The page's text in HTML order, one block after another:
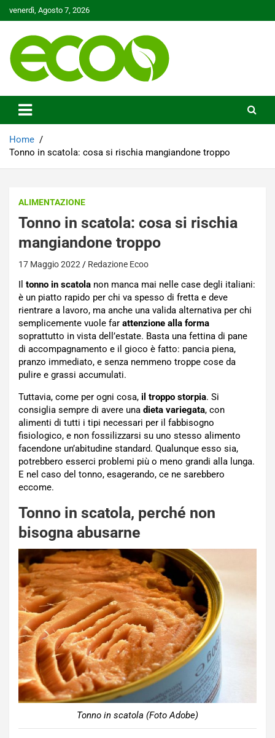
to
venerdì, Agosto 7, 2026
Ecoo.it
Home
Tonno in scatola: cosa si rischia mangiandone troppo
ALIMENTAZIONE
Tonno in scatola: cosa si rischia
mangiandone troppo
17 Maggio 2022 Redazione Ecoo
Il tonno in scatola non manca mai nelle case degli italiani:
è un piatto rapido per chi va spesso di fretta e deve
rientrare a lavoro, ma anche una valida alternativa per chi
semplicemente vuole far attenzione alla forma
soprattutto in vista dell’estate. Basta una fettina di pane
di accompagnamento e il gioco è fatto: pancia piena,
pranzo immediato, e senza nemmeno troppe cose da
pulire e grassi accumulati.
Tuttavia, come per ogni cosa, il troppo storpia. Si
consiglia sempre di avere una dieta variegata, con
alimenti di tutti i tipi necessari per il fabbisogno
fisiologico, e non fossilizzarsi su uno stesso alimento
facendone un’abitudine standard. Qualunque esso sia,
potrebbero esserci problemi più o meno grandi alla lunga.
E nel caso del tonno, esagerando, ce ne sarebbero
eccome.
Tonno in scatola, perché non
bisogna abusarne
Tonno in scatola (Foto Adobe)